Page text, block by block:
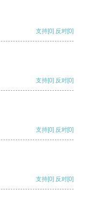
支持[0] 反对[0]
支持[0] 反对[0]
支持[0] 反对[0]
支持[0] 反对[0]